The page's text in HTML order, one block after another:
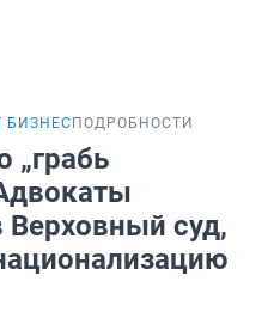
БИЗНЕС ПОДРОБНОСТИ
„грабь
суд,